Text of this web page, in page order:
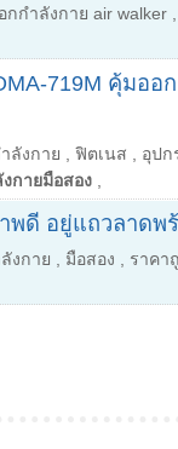
กกําลังกาย air walker
719M คุ้มออ
ลังกาย ฟิตเนส
อุป
งกายมือสอง
พดี อยู่แถวลาดพ
งกาย มือสอง
ราคา